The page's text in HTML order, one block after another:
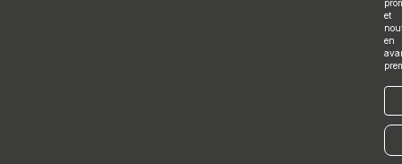
et
en